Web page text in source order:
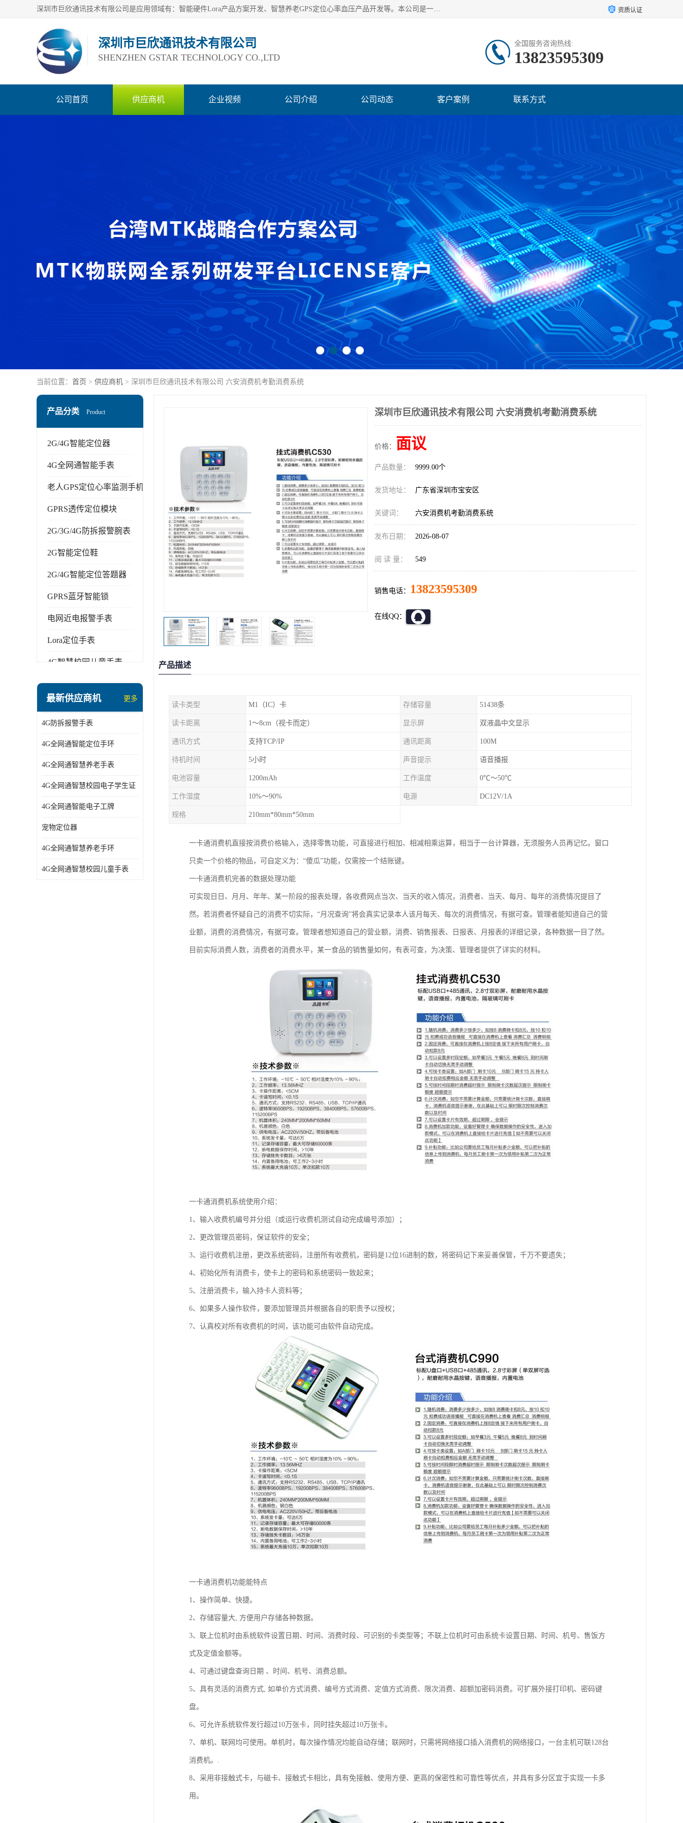
深圳市巨欣通讯技术有限公司是应用领域有：智能硬件Lora产品方案开发、智慧养老GPS定位心率血压产品开发等。本公司是一家民营高新技术企业、行业成员之一的智能硬件方案提供商，公司致力于为智能物联领域提供硬件解决方案。公司可满足不同类型客户采购需要，巨欣通讯切身体会客户对服务及时性的要求，建立了完善的售后服务系统，运用先进的互联网工具为客户提供及时、周到的服务！ 资质认证
深圳市巨欣通讯技术有限公司
SHENZHEN GSTAR TECHNOLOGY CO.,LTD
全国服务咨询热线:
13823595309
公司首页 供应商机 企业视频 公司介绍 公司动态 客户案例 联系方式
当前位置： 首页 > 供应商机 > 深圳市巨欣通讯技术有限公司 六安消费机考勤消费系统
产品分类 Product
2G/4G智能定位器
4G全网通智能手表
老人GPS定位心率监测手机
GPRS透传定位模块
2G/3G/4G防拆报警腕表
2G智能定位鞋
2G/4G智能定位答题器
GPRS蓝牙智能锁
电网近电报警手表
Lora定位手表
4G智慧校园儿童手表
指静脉识别智能锁
2G/BT4.0智能睡眠带
2G/4G智慧养老手环
最新供应商机 更多
4G防拆报警手表
4G全网通智能定位手环
4G全网通智慧养老手表
4G全网通智慧校园电子学生证
4G全网通智能电子工牌
宠物定位器
4G全网通智慧养老手环
4G全网通智慧校园儿童手表
深圳市巨欣通讯技术有限公司 六安消费机考勤消费系统
价格： 面议
产品数量： 9999.00个
发货地址： 广东省深圳市宝安区
关键词： 六安消费机考勤消费系统
发布日期： 2026-08-07
阅 读 量： 549
销售电话： 13823595309
在线QQ：
产品描述
读卡类型 M1（IC）卡 存储容量 51438条
读卡距离 1～8cm（视卡而定） 显示屏 双液晶中文显示
通讯方式 支持TCP/IP 通讯距离 100M
待机时间 5小时 声音提示 语音播报
电池容量 1200mAh 工作温度 0℃～50℃
工作湿度 10%～90% 电源 DC12V/1A
规格 210mm*80mm*50mm
一卡通消费机直接按消费价格输入，选择零售功能，可直接进行相加、相减相乘运算，相当于一台计算器，无须服务人员再记忆。窗口
只卖一个价格的物品，可自定义为：“傻瓜”功能，仅需按一个结账键。
一卡通消费机完善的数据处理功能
可实现日日、月月、年年、某一阶段的报表处理，各收费网点当次、当天的收入情况，消费者、当天、每月、每年的消费情况提目了
然。若消费者怀疑自己的消费不切实际，“月况查询”将会真实记录本人该月每天、每次的消费情况，有据可查。管理者能知道自己的营
业额，消费的消费情况，有据可查。管理者想知道自己的营业额，消费、销售报表、日报表、月报表的详细记录，各种数据一目了然。
目前实际消费人数，消费者的消费水平，某一食品的销售量如何，有表可查，为决策、管理者提供了详实的材料。
一卡通消费机系统使用介绍：
1、输入收费机编号并分组（或运行收费机测试自动完成编号添加）；
2、更改管理员密码，保证软件的安全；
3、运行收费机注册，更改系统密码，注册所有收费机，密码是12位16进制的数，将密码记下来妥善保管，千万不要遗失；
4、初始化所有消费卡，使卡上的密码和系统密码一致起来；
5、注册消费卡，输入持卡人资料等；
6、如果多人操作软件，要添加管理员并根据各自的职责予以授权；
7、认真校对所有收费机的时间，该功能可由软件自动完成。
一卡通消费机功能能特点
1、操作简单、快捷。
2、存储容量大, 方便用户存储各种数据。
3、联上位机时由系统软件设置日期、时间、消费时段、可识别的卡类型等；不联上位机时可由系统卡设置日期、时间、机号、售饭方
式及定值金额等。
4、可通过键盘查询日期 、时间、机号、消费总额。
5、具有灵活的消费方式, 如单价方式消费、编号方式消费、定值方式消费、限次消费、超额加密码消费。可扩展外接打印机、密码键
盘。
6、可允许系统软件发行超过10万张卡，同时挂失超过10万张卡。
7、单机、联网均可使用。单机时，每次操作情况均能自动存储；联网时，只需将网络接口插入消费机的网络接口，一台主机可联128台
消费机。.
8、采用非接触式卡，与磁卡、接触式卡相比，具有免接触、使用方便、更高的保密性和可靠性等优点，并具有多分区宜于实现一卡多
用。